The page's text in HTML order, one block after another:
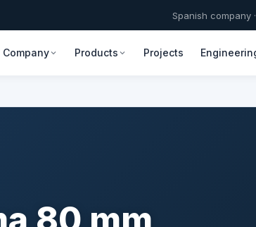
Spanish company
Company Products Projects